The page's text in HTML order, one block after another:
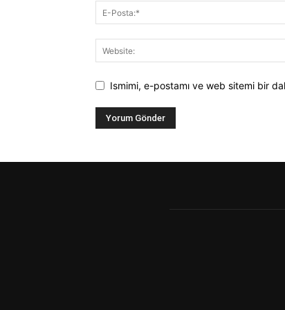
Ismimi, e-postamı ve web sitemi bir